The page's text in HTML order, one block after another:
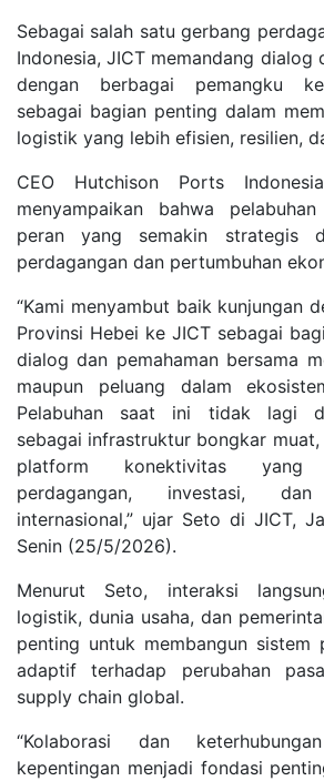
Sebagai salah satu gerbang
Indonesia, JICT memandang dialog
dengan berbagai pemangku
sebagai bagian penting dalam
logistik yang lebih efisien, resilien,
CEO Hutchison Ports
menyampaikan bahwa
peran yang semakin strategis
perdagangan dan pertumbuhan
“Kami menyambut baik kunjungan
Provinsi Hebei ke JICT sebagai
dialog dan pemahaman bersama
maupun peluang dalam
Pelabuhan saat ini tidak lagi
sebagai infrastruktur bongkar muat,
platform konektivitas yang
perdagangan, investasi,
internasional,” ujar Seto di JICT,
Senin (25/5/2026).
Menurut Seto, interaksi
logistik, dunia usaha, dan
penting untuk membangun sistem
adaptif terhadap perubahan
supply chain global.
“Kolaborasi dan
kepentingan menjadi fondasi